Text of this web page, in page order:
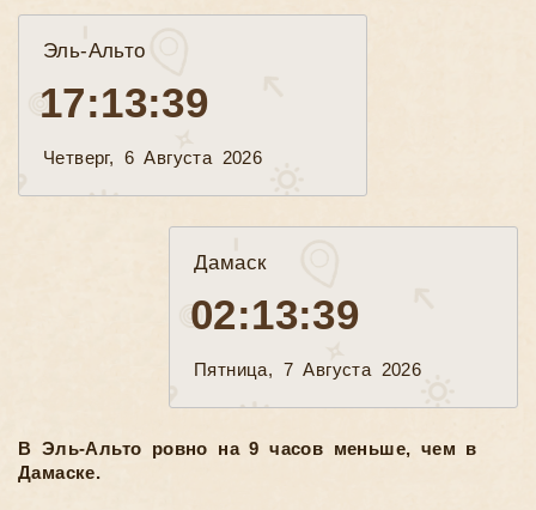
Эль-Альто
17:13:40
Четверг, 6 Августа 2026
Дамаск
02:13:40
Пятница, 7 Августа 2026
В Эль-Альто ровно на 9 часов меньше, чем в
Дамаске.